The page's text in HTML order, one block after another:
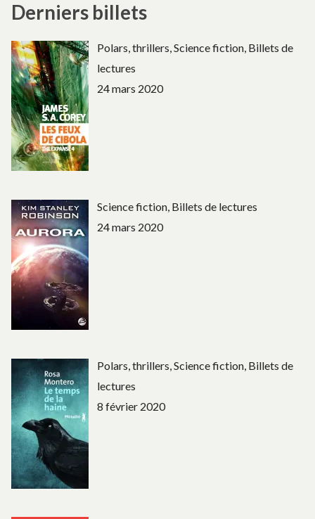
Derniers billets
Polars, thrillers, Science fiction, Billets de
lectures
24 mars 2020
Science fiction, Billets de lectures
24 mars 2020
Polars, thrillers, Science fiction, Billets de
lectures
8 février 2020